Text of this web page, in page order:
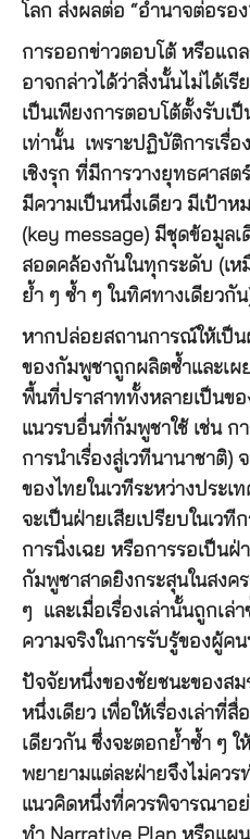
โลก ส่งผลต่อ “อำนาจต่อรอง
การออกข่าวตอบโต้ หรือแถล
อาจกล่าวได้ว่าสิ่งนั้นไม่ได้เ
เป็นเพียงการตอบโต้ตั้งรับเป็
เท่านั้น เพราะปฏิบัติการเรื่อ
เชิงรุก ที่มีการวางยุทธศาส
มีความเป็นหนึ่งเดียว มีเป้า
(key message) มีชุดข้อมูล
สอดคล้องกันในทุกระดับ (เ
ย้ำ ๆ ซ้ำ ๆ ในทิศทางเดียวกัน
หากปล่อยสถานการณ์ให้เป็น
ของกัมพูชาถูกผลิตซ้ำและเผ
พื้นที่ปราสาททั้งหลายเป็นข
แนวรบอื่นที่กัมพูชาใช้ เช่น ก
การนำเรื่องสู่เวทีนานาชาติ)
ของไทยในเวทีระหว่างประเ
จะเป็นฝ่ายเสียเปรียบในเว
การนิ่งเฉย หรือการรอเป็น
กัมพูชาสาดยิงกระสุนในสงค
ๆ และเมื่อเรื่องเล่านั้นถูกเล่
ความจริงในการรับรู้ของผู้คน
ปัจจัยหนึ่งของชัยชนะของสม
หนึ่งเดียว เพื่อให้เรื่องเล่าที่
เดียวกัน ซึ่งจะตอกย้ำซ้ำ ๆ ใ
พยายามแต่ละฝ่ายจึงไม่ควร
แนวคิดหนึ่งที่ควรพิจารณาอ